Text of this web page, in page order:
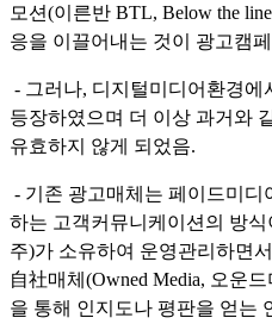
모션(이른반 BTL, Below the
응을 이끌어내는 것이 광고캠
- 그러나, 디지털미디어환경에
등장하였으며 더 이상 과거와
유효하지 않게 되었음.
- 기존 광고매체는 페이드미디
하는 고객커뮤니케이션의 방
주)가 소유하여 운영관리하면
自社매체(Owned Media, 오운
을 통해 인지도나 평판을 얻는